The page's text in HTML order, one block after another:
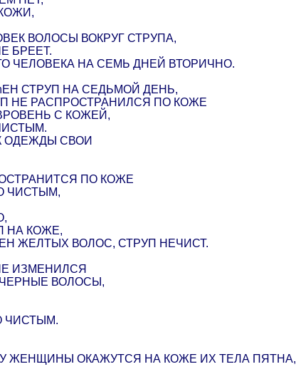
ВОЛОСЫ ВОКРУГ СТРУПА,
БРЕЕТ.
ЧЕЛОВЕКА НА СЕМЬ ДНЕЙ ВТОРИЧНО.
СТРУП НА СЕДЬМОЙ ДЕНЬ,
НЕ РАСПРОСТРАНИЛСЯ ПО КОЖЕ
С КОЖЕЙ,
ОДЕЖДЫ СВОИ
ПО КОЖЕ
ЧИСТЫМ,
НА КОЖЕ,
ЖЕЛТЫХ ВОЛОС, СТРУП НЕЧИСТ.
ИЗМЕНИЛСЯ
ВОЛОСЫ,
ЧИСТЫМ.
ЖЕНЩИНЫ ОКАЖУТСЯ НА КОЖЕ ИХ ТЕЛА ПЯТНА,